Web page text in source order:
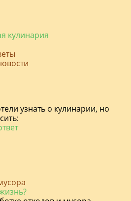
кулинария
узнать о кулинарии, но